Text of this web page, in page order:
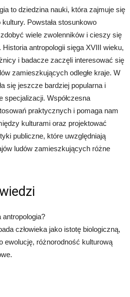
to dziedzina nauki, która zajmuje się
Powstała stosunkowo
wiele zwolenników i cieszy się
antropologii sięga XVIII wieku,
i badacze zaczęli interesować się
zamieszkujących odległe kraje. W
się jeszcze bardziej popularna i
specjalizacji. Współczesna
praktycznych i pomaga nam
kulturami oraz projektować
publiczne, które uwzględniają
ludów zamieszkujących różne
antropologia?
człowieka jako istotę biologiczną,
ewolucję, różnorodność kulturową